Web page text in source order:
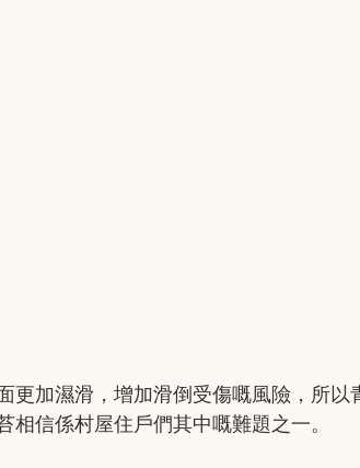
更加濕滑，增加滑倒受傷嘅風險，所以
信係村屋住戶們其中嘅難題之一。